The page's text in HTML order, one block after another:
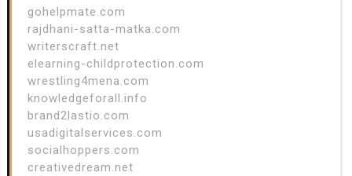
gohelpmate.com
rajdhani-satta-matka.com
writerscraft.net
elearning-childprotection.com
wrestling4mena.com
knowledgeforall.info
brand2lastio.com
usadigitalservices.com
socialhoppers.com
creativedream.net